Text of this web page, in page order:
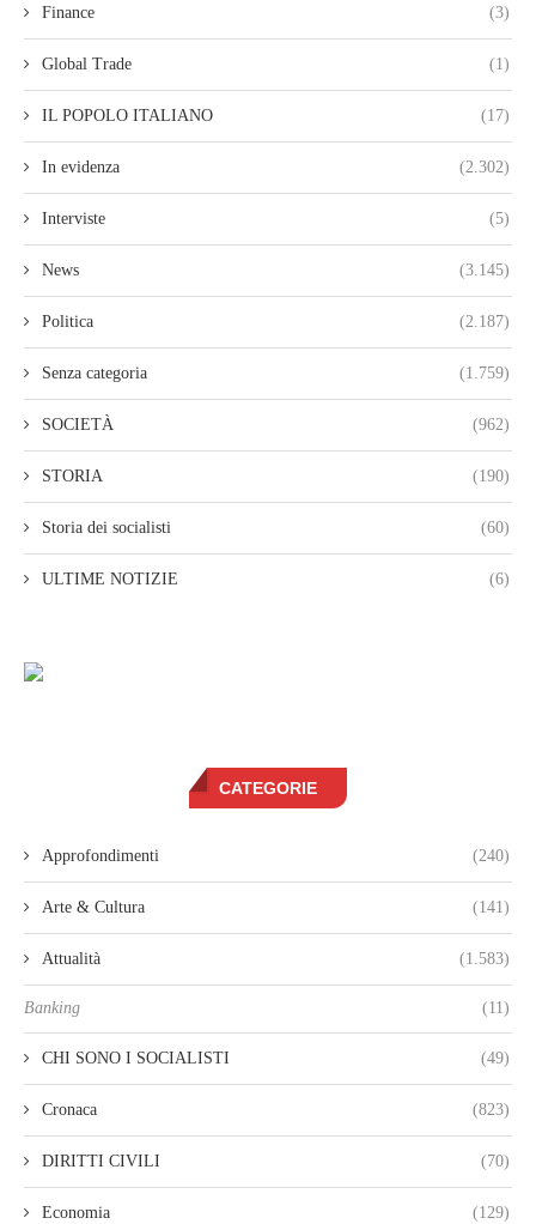
Finance (3)
Global Trade (1)
IL POPOLO ITALIANO (17)
In evidenza (2.302)
Interviste (5)
News (3.145)
Politica (2.187)
Senza categoria (1.759)
SOCIETÀ (962)
STORIA (190)
Storia dei socialisti (60)
ULTIME NOTIZIE (6)
CATEGORIE
Approfondimenti (240)
Arte & Cultura (141)
Attualità (1.583)
Banking (11)
CHI SONO I SOCIALISTI (49)
Cronaca (823)
DIRITTI CIVILI (70)
Economia (129)